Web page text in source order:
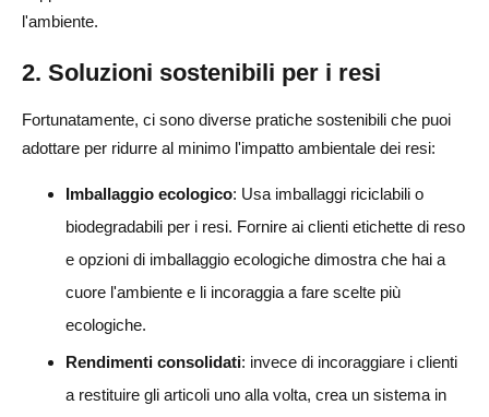
l'ambiente.
2. Soluzioni sostenibili per i resi
Fortunatamente, ci sono diverse pratiche sostenibili che puoi
adottare per ridurre al minimo l'impatto ambientale dei resi:
Imballaggio ecologico: Usa imballaggi riciclabili o
biodegradabili per i resi. Fornire ai clienti etichette di reso
e opzioni di imballaggio ecologiche dimostra che hai a
cuore l'ambiente e li incoraggia a fare scelte più
ecologiche.
Rendimenti consolidati: invece di incoraggiare i clienti
a restituire gli articoli uno alla volta, crea un sistema in